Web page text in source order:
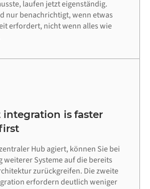
laufen jetzt eigenständig.
nur benachrichtigt, wenn etwas
erfordert, nicht wenn alles wie
integration is faster
Hub agiert, können Sie bei
weiterer Systeme auf die bereits
zurückgreifen. Die zweite
erfordern deutlich weniger